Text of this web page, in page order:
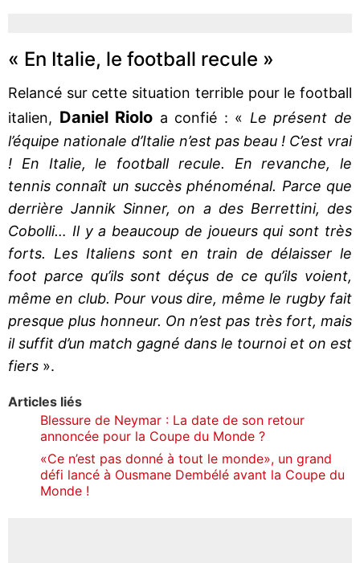
« En Italie, le football recule »
Relancé sur cette situation terrible pour le football
italien, Daniel Riolo a confié : « Le présent de
l’équipe nationale d’Italie n’est pas beau ! C’est vrai
! En Italie, le football recule. En revanche, le
tennis connaît un succès phénoménal. Parce que
derrière Jannik Sinner, on a des Berrettini, des
Cobolli… Il y a beaucoup de joueurs qui sont très
forts. Les Italiens sont en train de délaisser le
foot parce qu’ils sont déçus de ce qu’ils voient,
même en club. Pour vous dire, même le rugby fait
presque plus honneur. On n’est pas très fort, mais
il suffit d’un match gagné dans le tournoi et on est
fiers ».
Articles liés
Blessure de Neymar : La date de son retour
annoncée pour la Coupe du Monde ?
«Ce n’est pas donné à tout le monde», un grand
défi lancé à Ousmane Dembélé avant la Coupe du
Monde !